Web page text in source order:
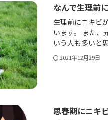
なんで生理前
生理前にニキビ
います。 また、
いう人も多いと
2021年12月29日
思春期にニキ